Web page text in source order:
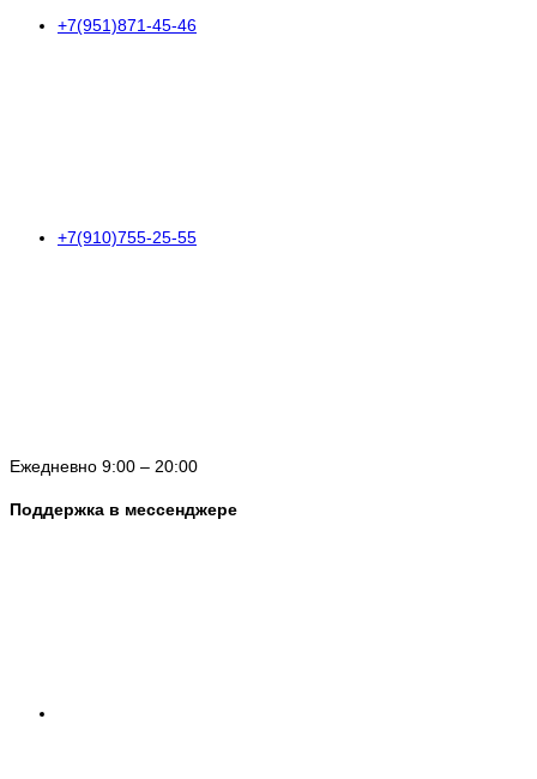
+7(951)871-45-46
+7(910)755-25-55
Ежедневно 9:00 – 20:00
Поддержка в мессенджере